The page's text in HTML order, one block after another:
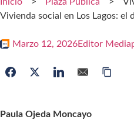
Vivienda social en Los Lagos: el
Marzo 12, 2026Editor
Paula Ojeda Moncayo